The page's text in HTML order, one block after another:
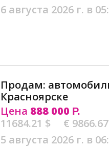
6 августа 2026 г. в
Продам:
Красноярске
Цена 888 000 Р.
11684.21 $
€ 9866.67
5 августа 2026 г. в